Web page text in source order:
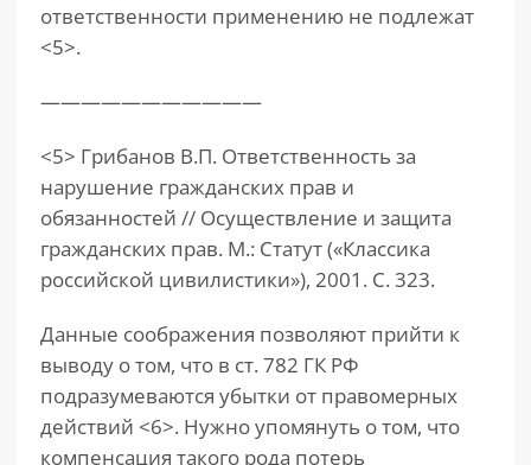
ответственности применению не подлежат
<5>.
———————————
<5> Грибанов В.П. Ответственность за
нарушение гражданских прав и
обязанностей // Осуществление и защита
гражданских прав. М.: Статут («Классика
российской цивилистики»), 2001. С. 323.
Данные соображения позволяют прийти к
выводу о том, что в ст. 782 ГК РФ
подразумеваются убытки от правомерных
действий <6>. Нужно упомянуть о том, что
компенсация такого рода потерь